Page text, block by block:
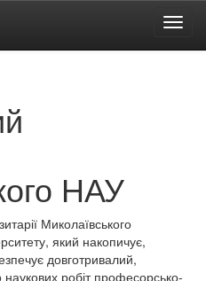
НАУ
Миколаївського
який накопичує,
довготривалий,
наукових робіт професорсько-